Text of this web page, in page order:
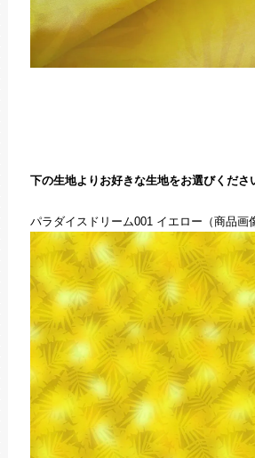
下の生地よりお好きな生地をお選びくださ
パラダイスドリーム001 イエロー（商品画